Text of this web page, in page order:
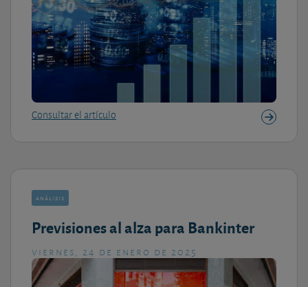
Consultar el artículo
análisis
Previsiones al alza para Bankinter
viernes, 24 de enero de 2025